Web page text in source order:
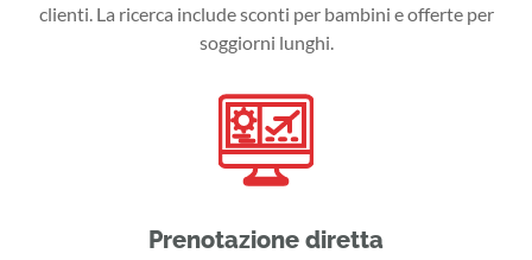
clienti. La ricerca include sconti per bambini e offerte per
soggiorni lunghi.
Prenotazione diretta